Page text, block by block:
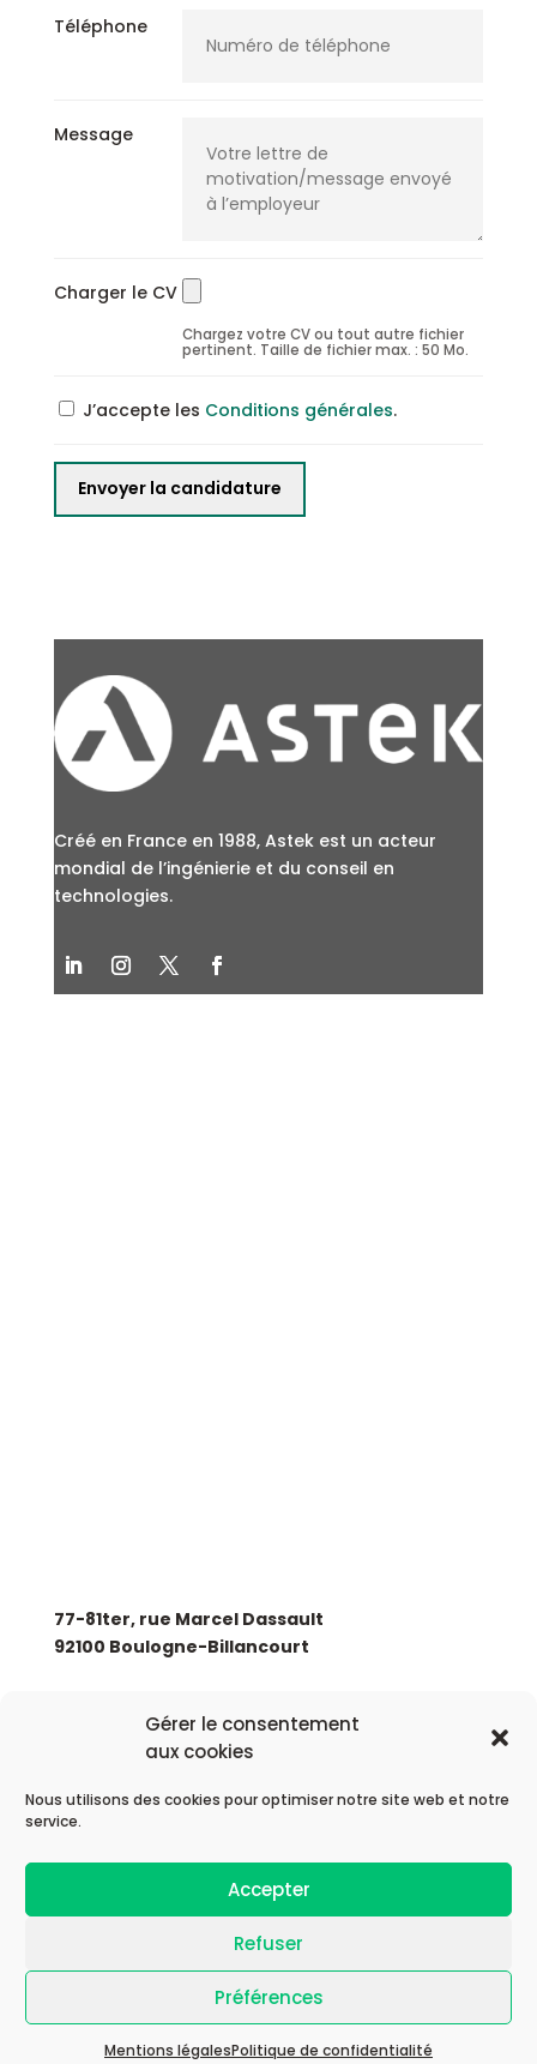
Gérer le consentement
aux cookies
Nous utilisons des cookies pour optimiser notre site web et notre
service.
Accepter
Refuser
Préférences
Mentions légalesPolitique de confidentialité
Téléphone
Message
Charger le CV
Chargez votre CV ou tout autre fichier
pertinent. Taille de fichier max. : 50 Mo.
J’accepte les Conditions générales.
Créé en France en 1988, Astek est un acteur
mondial de l’ingénierie et du conseil en
technologies.
77-81ter, rue Marcel Dassault
92100 Boulogne-Billancourt
+33 (0)1 88 89 17 68
| Politique de confidentialité |